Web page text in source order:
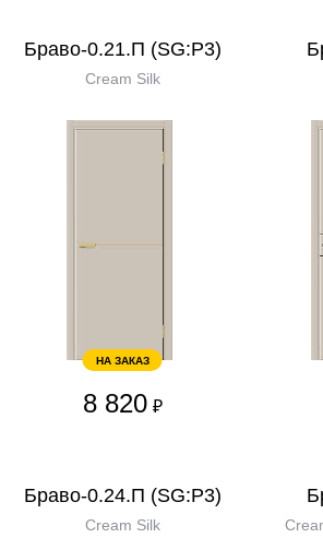
Браво-0.21.П (SG:P3)
Cream Silk
НА ЗАКАЗ
8 820 ₽
Браво-0.24.П (SG:P3)
Cream Silk